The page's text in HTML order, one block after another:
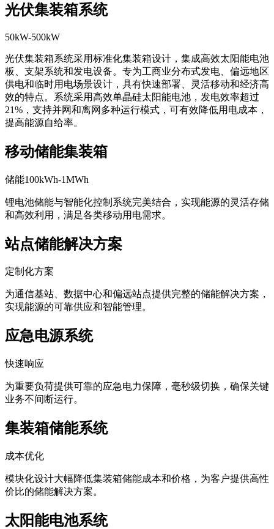
光伏集装箱系统
50kW-500kW
光伏集装箱系统采用标准化集装箱设计，集成高效太阳能电池
板、支架系统和发电设备。专为工商业分布式发电、偏远地区
供电和临时用电场景设计，具有快速部署、灵活移动和经济高
效的特点。系统采用高效单晶硅太阳能电池，发电效率超过
21%，支持并网和离网多种运行模式，可有效降低用电成本，
提高能源自给率。
移动储能集装箱
储能100kWh-1MWh
锂电池储能与智能化控制系统完美结合，实现能源的灵活存储
和高效利用，满足各类移动用电需求。
站点储能解决方案
定制化方案
为通信基站、数据中心和偏远站点提供完整的储能解决方案，
实现能源的可靠供应和智能管理。
应急电源系统
快速响应
为重要负荷提供可靠的应急电力保障，毫秒级切换，确保关键
业务不间断运行。
集装箱储能系统
成本优化
模块化设计大幅降低集装箱储能成本和价格，为客户提供高性
价比的储能解决方案。
太阳能电池系统